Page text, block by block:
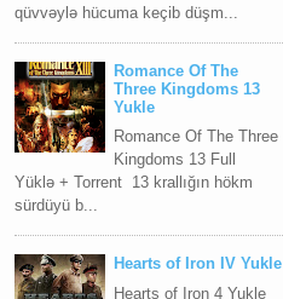
qüvvəylə hücuma keçib düşm...
Romance Of The
Three Kingdoms 13
Yukle
Romance Of The Three
Kingdoms 13 Full
Yüklə + Torrent 13 krallığın hökm
sürdüyü b...
Hearts of Iron IV Yukle
Hearts of Iron 4 Yukle